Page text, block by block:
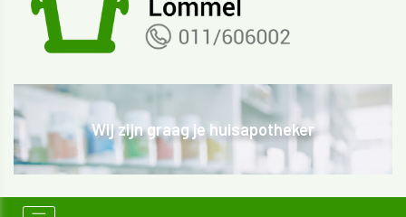
Wij zijn graag je huisapotheker